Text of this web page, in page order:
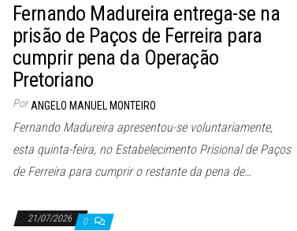
Fernando Madureira entrega-se na
prisão de Paços de Ferreira para
cumprir pena da Operação
Pretoriano
Por ANGELO MANUEL MONTEIRO
Fernando Madureira apresentou-se voluntariamente,
esta quinta-feira, no Estabelecimento Prisional de Paços
de Ferreira para cumprir o restante da pena de…
21/07/2026 0